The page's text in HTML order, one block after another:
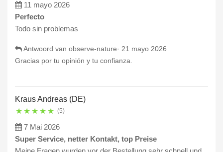
11 mayo 2026
Perfecto
Todo sin problemas
Antwoord van observe-nature· 21 mayo 2026
Gracias por tu opinión y tu confianza.
Kraus Andreas (DE)
★ ★ ★ ★ ★ (5)
7 Mai 2026
Super Service, netter Kontakt, top Preise